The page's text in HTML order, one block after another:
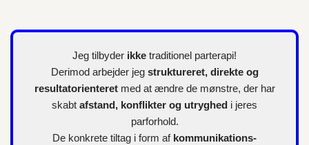
Jeg tilbyder ikke traditionel parterapi!
Derimod arbejder jeg struktureret, direkte og
resultatorienteretmed at ændre de mønstre, der har
skabt afstand, konflikter og utryghed i jeres
parforhold.
De konkrete tiltag i form af kommunikations-